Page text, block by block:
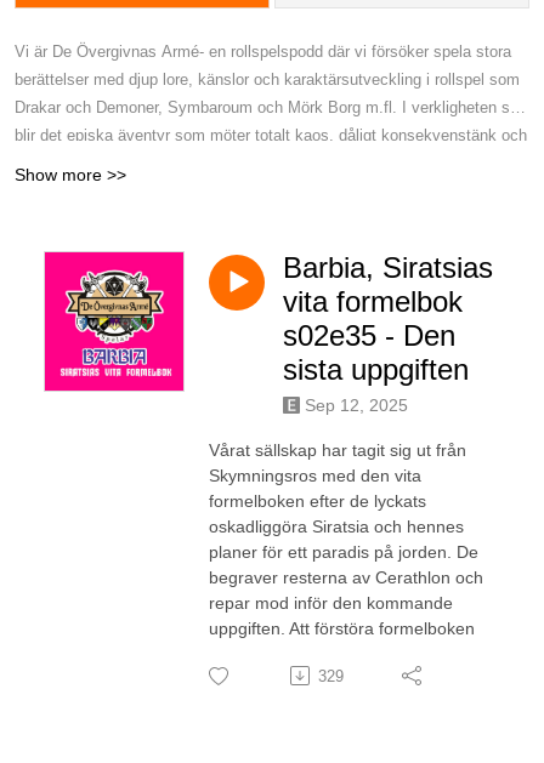
Vi är De Övergivnas Armé- en rollspelspodd där vi försöker spela stora
berättelser med djup lore, känslor och karaktärsutveckling i rollspel som
Drakar och Demoner, Symbaroum och Mörk Borg m.fl. I verkligheten så
blir det episka äventyr som möter totalt kaos, dåligt konsekvenstänk och
Show more >>
Barbia, Siratsias
vita formelbok
s02e35 - Den
sista uppgiften
Sep 12, 2025
Vårat sällskap har tagit sig ut från
Skymningsros med den vita
formelboken efter de lyckats
oskadliggöra Siratsia och hennes
planer för ett paradis på jorden. De
begraver resterna av Cerathlon och
repar mod inför den kommande
uppgiften. Att förstöra formelboken
329